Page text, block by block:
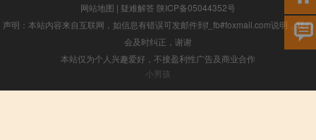
网站地图 | 疑难解答 陕ICP备05044352号
声明：本站内容来自互联网，如信息有错误可发邮件到f_fb#foxmail.com说明，我们
会及时纠正，谢谢
本站仅为个人兴趣爱好，不接盈利性广告及商业合作
小男孩